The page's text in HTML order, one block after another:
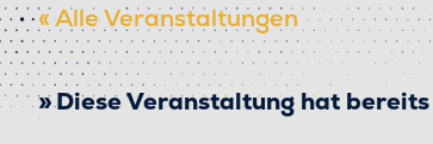
« Alle Veranstaltungen
Diese Veranstaltung hat